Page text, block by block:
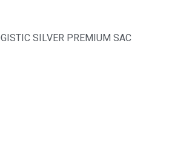
SILVER PREMIUM SAC